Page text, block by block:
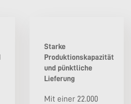
Starke
Produktionskapazität
und pünktliche
Lieferung
Mit einer 22.000